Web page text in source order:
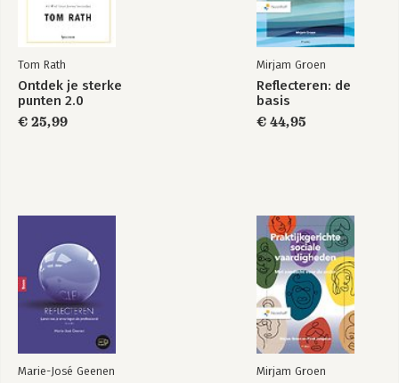
Tom Rath
Ontdek je sterke
punten 2.0
€ 25,99
Mirjam Groen
Reflecteren: de
basis
€ 44,95
Marie-José Geenen Mirjam Groen